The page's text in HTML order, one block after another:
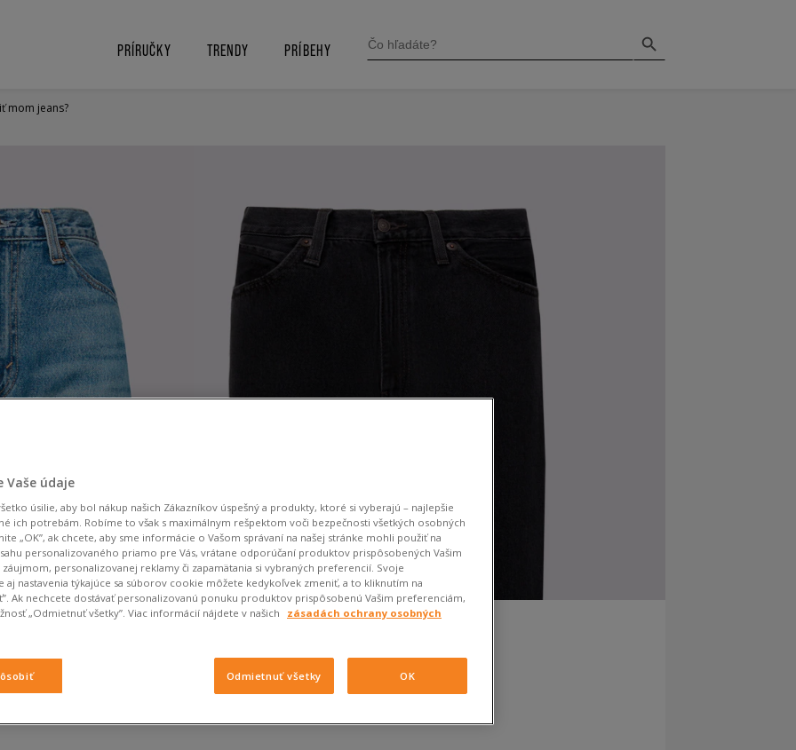
PRÍRUČKY TRENDY PRÍBEHY
FOR:
mom jeans?
Ako nosiť mom jeans?
Vaše údaje
úsilie, aby bol nákup našich Zákazníkov úspešný a produkty, ktoré si vyberajú – najlepšie
ich potrebám. Robíme to však s maximálnym rešpektom voči bezpečnosti všetkých osobných
„OK”, ak chcete, aby sme informácie o Vašom správaní na našej stránke mohli použiť na
personalizovaného priamo pre Vás, vrátane odporúčaní produktov prispôsobených Vašim
personalizovanej reklamy či zapamätania si vybraných preferencií. Svoje
aj nastavenia týkajúce sa súborov cookie môžete kedykoľvek zmeniť, a to kliknutím na
Ak nechcete dostávať personalizovanú ponuku produktov prispôsobenú Vašim preferenciám,
„Odmietnuť všetky”. Viac informácií nájdete v našich
zásadách ochrany osobných
Odmietnuť všetky OK